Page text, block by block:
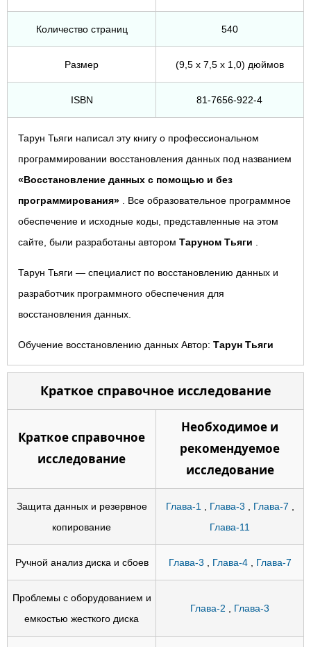
Количество страниц 540
Размер (9,5 x 7,5 x 1,0) дюймов
ISBN 81-7656-922-4
Тарун Тьяги написал эту книгу о профессиональном
программировании восстановления данных под названием
«Восстановление данных с помощью и без
программирования» . Все образовательное программное
обеспечение и исходные коды, представленные на этом
сайте, были разработаны автором Таруном Тьяги
Тарун Тьяги — специалист по восстановлению данных и
разработчик программного обеспечения для
восстановления данных.
Обучение восстановлению данных Автор: Тарун Тьяги
Краткое справочное исследование
Краткое справочное
исследование
Необходимое и
рекомендуемое
исследование
Защита данных и резервное
копирование
Глава-1 Глава-3 Глава-7
Глава-11
Ручной анализ диска и сбоев Глава-3 Глава-4, Глава-7
Проблемы с оборудованием и
емкостью жесткого диска
Глава-2 Глава-3